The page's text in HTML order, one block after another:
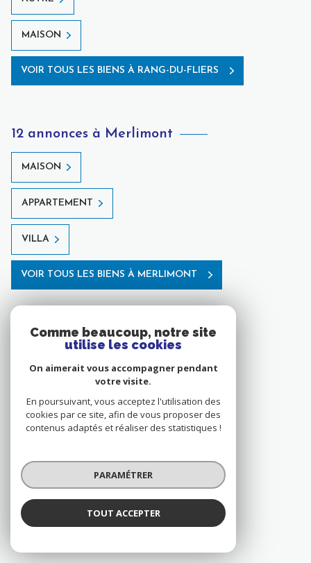
MAISON
VOIR TOUS LES BIENS À RANG-DU-FLIERS
12 annonces à Merlimont
MAISON
APPARTEMENT
VILLA
VOIR TOUS LES BIENS À MERLIMONT
9 annonces à Étaples
MAISON
APPARTEMENT
TERRAIN A BATIR
VOIR TOUS LES BIENS À ÉTAPLES
Comme beaucoup, notre site
utilise les cookies
On aimerait vous accompagner pendant
votre visite.
En poursuivant, vous acceptez l'utilisation des
cookies par ce site, afin de vous proposer des
contenus adaptés et réaliser des statistiques !
PARAMÉTRER
TOUT ACCEPTER